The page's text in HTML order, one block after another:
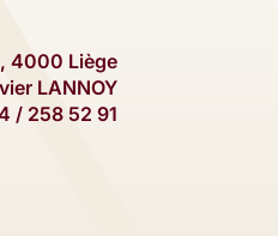
4000 Liège
LANNOY
/ 258 52 91